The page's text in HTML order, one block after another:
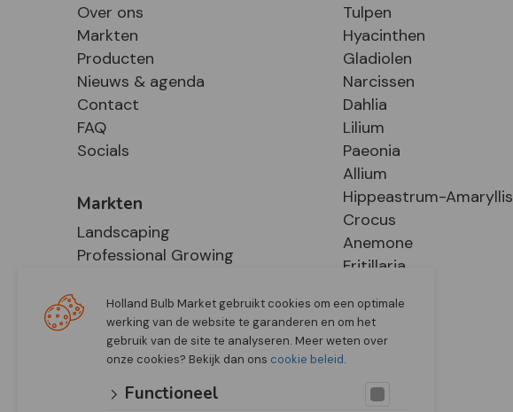
Over ons
Markten
Producten
Nieuws & agenda
Contact
FAQ
Socials
Markten
Landscaping
Professional Growing
Retail
Tulpen
Hyacinthen
Gladiolen
Narcissen
Dahlia
Lilium
Paeonia
Allium
Hippeastrum-Amaryllis
Crocus
Anemone
Fritillaria
Holland Bulb Market gebruikt cookies om een optimale
werking van de website te garanderen en om het
gebruik van de site te analyseren. Meer weten over
onze cookies? Bekijk dan ons cookie beleid.
Functioneel